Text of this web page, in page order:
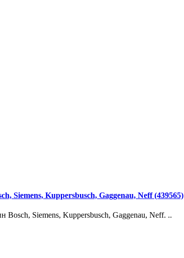
Siemens, Kuppersbusch, Gaggenau, Neff (439565)
Bosch, Siemens, Kuppersbusch, Gaggenau, Neff. ..